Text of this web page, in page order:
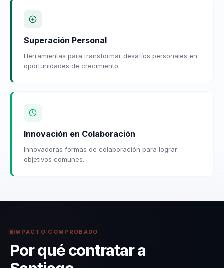
Superación Personal
Herramientas para transformar desafíos personales en
oportunidades de crecimiento.
Innovación en Colaboración
Innovadoras formas de colaboración para lograr
objetivos comunes.
IMPACTO COMPROBADO
Por qué contratar a